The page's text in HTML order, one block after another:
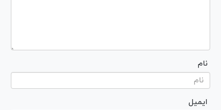
نام
ایمیل